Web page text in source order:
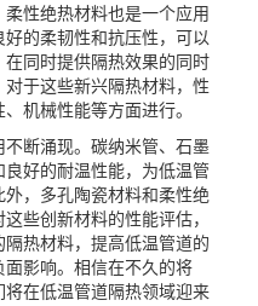
性绝热材料也是一个应用
的柔韧性和抗压性，可以
同时提供隔热效果的同时
于这些新兴隔热材料，性
机械性能等方面进行。
不断涌现。碳纳米管、石墨
好的耐温性能，为低温管
，多孔陶瓷材料和柔性绝
些创新材料的性能评估，
热材料，提高低温管道的
影响。相信在不久的将
在低温管道隔热领域迎来